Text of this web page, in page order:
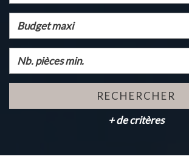
RECHERCHER
+ de critères